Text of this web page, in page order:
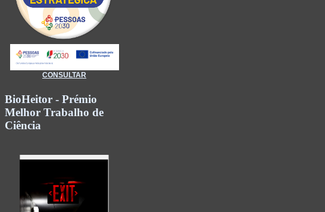
CONSULTAR
BioHeitor - Prémio
Melhor Trabalho de
Ciência